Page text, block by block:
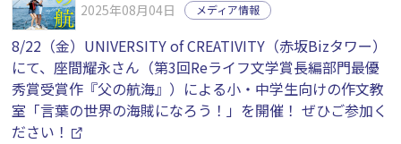
2025年08月04日 メディア情報
8/22（金）UNIVERSITY of CREATIVITY（赤坂Bizタワー）
にて、座間耀永さん（第3回Reライフ文学賞長編部門最優
秀賞受賞作『父の航海』）による小・中学生向けの作文教
室「言葉の世界の海賊になろう！」を開催！ ぜひご参加く
ださい！